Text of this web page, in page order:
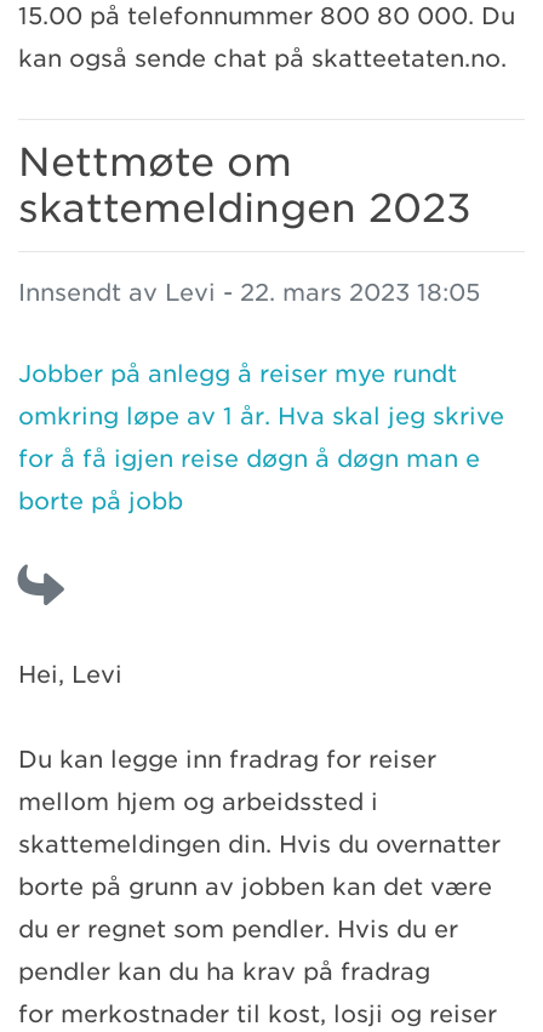
15.00 på telefonnummer 800 80 000. Du
kan også sende chat på skatteetaten.no.
Nettmøte om
skattemeldingen 2023
Innsendt av Levi - 22. mars 2023 18:05
Jobber på anlegg å reiser mye rundt
omkring løpe av 1 år. Hva skal jeg skrive
for å få igjen reise døgn å døgn man e
borte på jobb
Hei, Levi
Du kan legge inn fradrag for reiser
mellom hjem og arbeidssted i
skattemeldingen din. Hvis du overnatter
borte på grunn av jobben kan det være
du er regnet som pendler. Hvis du er
pendler kan du ha krav på fradrag
for merkostnader til kost, losji og reiser